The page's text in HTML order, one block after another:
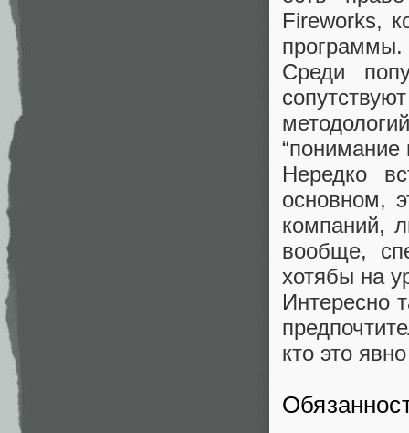
Fireworks,
программы.
Среди
“понимание
Нередко
основном,
компаний,
вообще,
хотябы на
Интересно
кто это